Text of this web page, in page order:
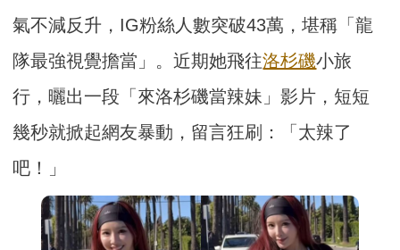
氣不減反升，IG粉絲人數突破43萬，堪稱「龍
隊最強視覺擔當」。近期她飛往洛杉磯小旅
行，曬出一段「來洛杉磯當辣妹」影片，短短
幾秒就掀起網友暴動，留言狂刷：「太辣了
吧！」